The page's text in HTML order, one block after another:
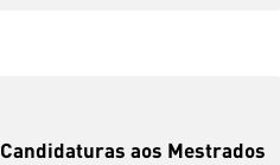
Candidaturas aos Mestrados